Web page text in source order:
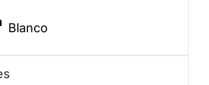
Blanco